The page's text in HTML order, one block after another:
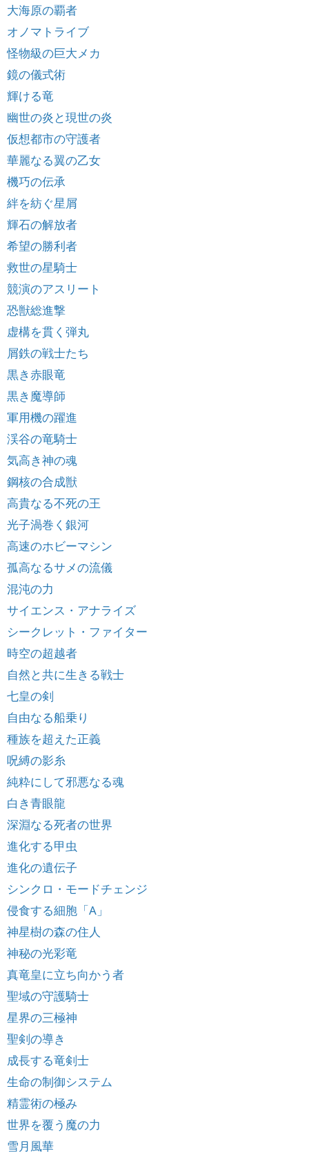
大海原の覇者
オノマトライブ
怪物級の巨大メカ
鏡の儀式術
輝ける竜
幽世の炎と現世の炎
仮想都市の守護者
華麗なる翼の乙女
機巧の伝承
絆を紡ぐ星屑
輝石の解放者
希望の勝利者
救世の星騎士
競演のアスリート
恐獣総進撃
虚構を貫く弾丸
屑鉄の戦士たち
黒き赤眼竜
黒き魔導師
軍用機の躍進
渓谷の竜騎士
気高き神の魂
鋼核の合成獣
高貴なる不死の王
光子渦巻く銀河
高速のホビーマシン
孤高なるサメの流儀
混沌の力
サイエンス・アナライズ
シークレット・ファイター
時空の超越者
自然と共に生きる戦士
七皇の剣
自由なる船乗り
種族を超えた正義
呪縛の影糸
純粋にして邪悪なる魂
白き青眼龍
深淵なる死者の世界
進化する甲虫
進化の遺伝子
シンクロ・モードチェンジ
侵食する細胞「A」
神星樹の森の住人
神秘の光彩竜
真竜皇に立ち向かう者
聖域の守護騎士
星界の三極神
聖剣の導き
成長する竜剣士
生命の制御システム
精霊術の極み
世界を覆う魔の力
雪月風華